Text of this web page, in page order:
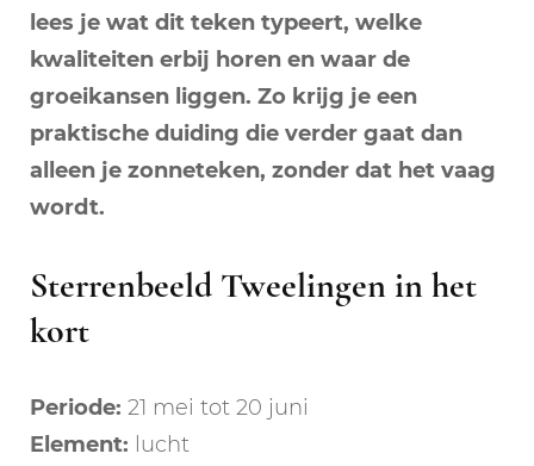
lees je wat dit teken typeert, welke
kwaliteiten erbij horen en waar de
groeikansen liggen. Zo krijg je een
praktische duiding die verder gaat dan
alleen je zonneteken, zonder dat het vaag
wordt.
Sterrenbeeld Tweelingen in het
kort
Periode: 21 mei tot 20 juni
Element: lucht